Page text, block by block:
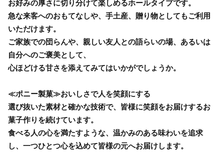
お好みの厚さに切り分けて楽しめるホールタイプです。
急な来客へのおもてなしや、手土産、贈り物としてもご利用
いただけます。
ご家族での団らんや、親しい友人との語らいの場、あるいは
自分へのご褒美として、
心ほどける甘さを添えてみてはいかがでしょうか。
≪ポニー製菓≫おいしさで人を笑顔にする
選び抜いた素材と確かな技術で、皆様に笑顔をお届けするお
菓子作りを続けています。
食べる人の心を満たすような、温かみのある味わいを追求
し、一つひとつ心を込めて皆様の元へお届けします。